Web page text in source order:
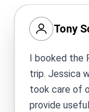
Tony
I booked the
trip. Jessica
took care of
provide